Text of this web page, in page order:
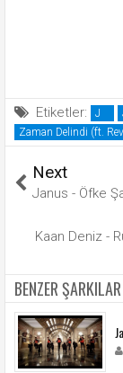
Etiketler: J
Zaman Delindi (ft.
Next
Janus - Öfke
Kaan Deniz -
BENZER ŞARKILAR